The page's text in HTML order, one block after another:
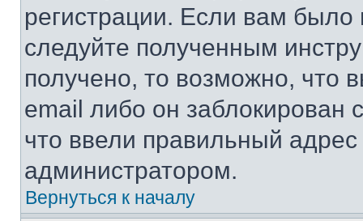
регистрации. Если вам
следуйте полученным
получено, то возможно, что
email либо он
что ввели правильный адрес
администратором.
Вернуться к началу